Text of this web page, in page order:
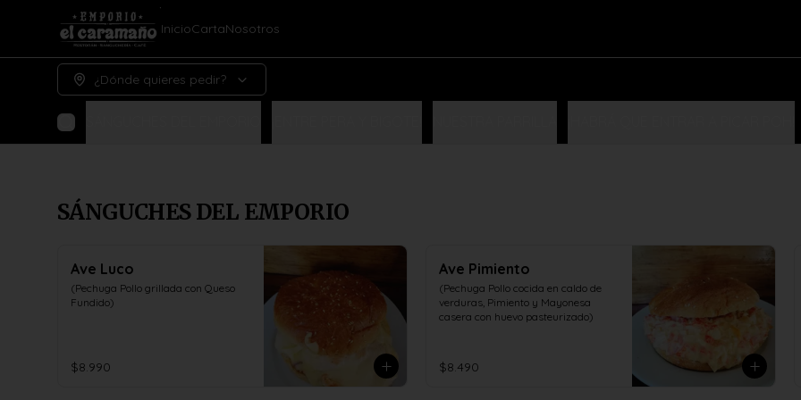
InicioCartaNosotros
¿Dónde quieres pedir?
SÁNGUCHES DEL EMPORIO
Ave Luco
(Pechuga Pollo grillada con Queso
Fundido)
$8.990
Ave Pimiento
(Pechuga Pollo cocida en caldo de
verduras, Pimiento y Mayonesa
casera con huevo pasteurizado)
$8.490